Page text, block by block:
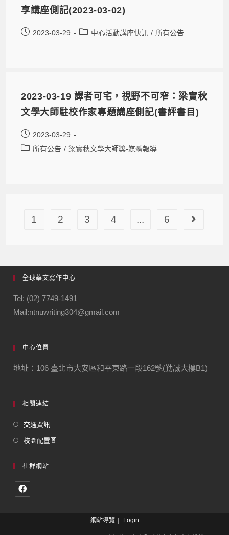
享講座側記(2023-03-02)
2023-03-29 中心活動講座快訊 / 所有公告
2023-03-19 譯者可宅，視野不可窄：梁實秋
文學大師駐校作家專題講座側記(書評書目)
2023-03-29
所有公告 / 梁實秋文學大師獎-媒體報導
1 2 3 4 ... 6
全球華文寫作中心
Tel: (02) 7749-1491
Mail:ntnuwriting304@gmail.com
中心位置
地址：106 臺北市大安區和平東路一段162號(勤誠大樓B1)
相關連結
交通資訊
校園配置圖
社群網站
網站導覽 Login